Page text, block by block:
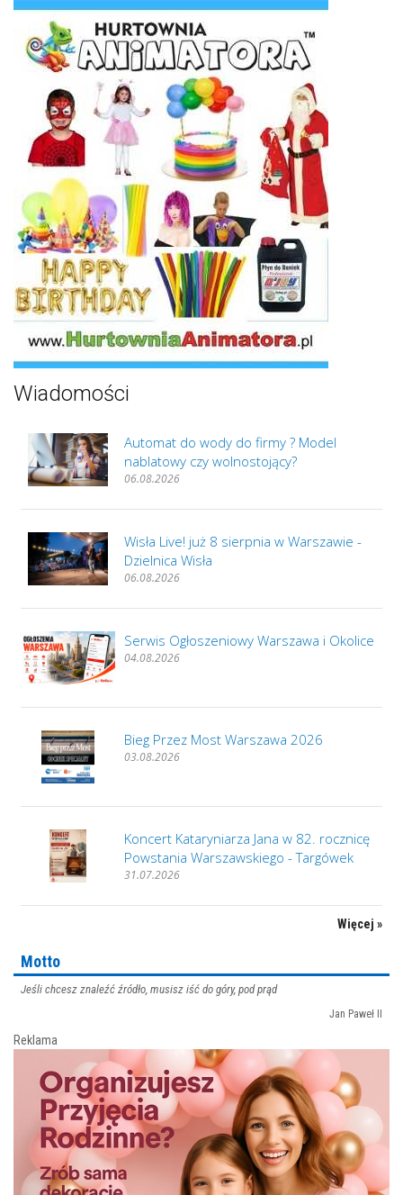
Wiadomości
Automat do wody do firmy ? Model
nablatowy czy wolnostojący?
06.08.2026
Wisła Live! już 8 sierpnia w Warszawie -
Dzielnica Wisła
06.08.2026
Serwis Ogłoszeniowy Warszawa i Okolice
04.08.2026
Bieg Przez Most Warszawa 2026
03.08.2026
Koncert Kataryniarza Jana w 82. rocznicę
Powstania Warszawskiego - Targówek
31.07.2026
Więcej »
Motto
Jeśli chcesz znaleźć źródło, musisz iść do góry, pod prąd
Jan Paweł II
Reklama